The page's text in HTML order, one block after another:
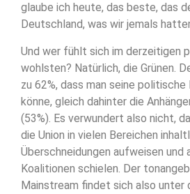
glaube ich heute, das beste, das
Deutschland, was wir jemals
Und wer fühlt sich im derzeitigen
wohlsten? Natürlich, die Grünen.
zu 62%, dass man seine
könne, gleich dahinter die
(53%). Es verwundert also nicht,
die Union in vielen Bereichen
Überschneidungen aufweisen und
Koalitionen schielen. Der
Mainstream findet sich also unter